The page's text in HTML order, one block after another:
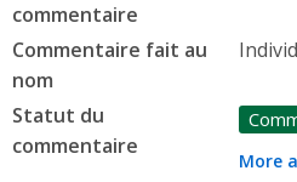
commentaire
Commentaire fait au
nom
Statut du
commentaire
More